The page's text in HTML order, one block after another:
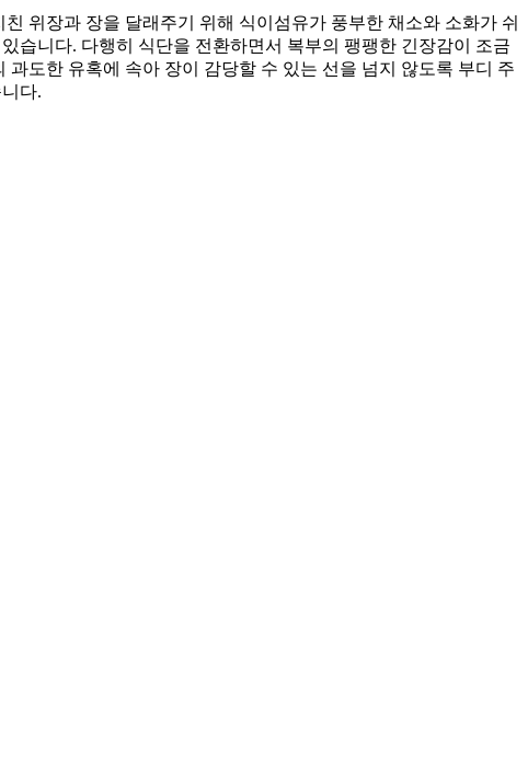
위장과 장을 달래주기 위해 식이섬유가 풍부한 채소와 소화가 쉬
습니다. 다행히 식단을 전환하면서 복부의 팽팽한 긴장감이 조금
도한 유혹에 속아 장이 감당할 수 있는 선을 넘지 않도록 부디 주
다.